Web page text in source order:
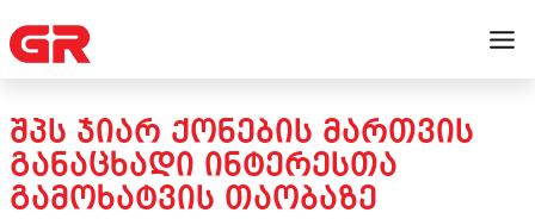
ᲨᲞᲡ ᲯᲘᲐᲠ ᲥᲝᲜᲔᲑᲘᲡ ᲛᲐᲠᲗᲕᲘᲡ
ᲒᲐᲜᲐᲪᲮᲐᲓᲘ ᲘᲜᲢᲔᲠᲔᲡᲗᲐ
ᲒᲐᲛᲝᲮᲐᲢᲕᲘᲡ ᲗᲐᲝᲑᲐᲖᲔ